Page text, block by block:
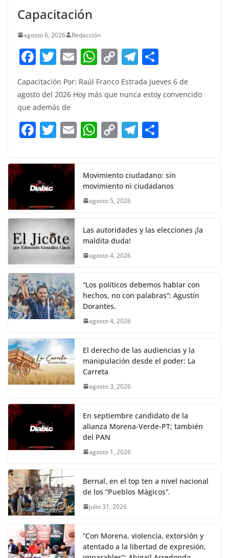
Capacitación
agosto 6, 2026 Redacción
F
a
c
e
b
o
k
T
itt
er
E
m
ai
W
at
A
p
C
p
Li
n
T
el
e
a
m
ar
e
Capacitación Por: Raúl Franco Estrada Jueves 6 de
agosto del 2026 Hoy más que nunca estoy convencido
que además de
F
c
e
b
o
o
k
T
itt
er
E W
s
A
p
C
y
Li
k
T
gr
a
e
Movimiento ciudadano: sin
movimiento ni ciudadanos
agosto 5, 2026
Las autoridades y las elecciones ¡la
maldita duda!
agosto 4, 2026
“Los políticos debemos hablar con
hechos, no con palabras”: Agustín
Dorantes.
agosto 4, 2026
El derecho de las audiencias y la
manipulación desde el poder: La
Carreta
agosto 3, 2026
En septiembre candidato de la
alianza Morena-Verde-PT; también
del PAN
agosto 1, 2026
Bernal, en el top ten a nivel nacional
de los “Pueblos Mágicos”.
julio 31, 2026
“Con Morena, violencia, extorsión y
atentado a la libertad de expresión,